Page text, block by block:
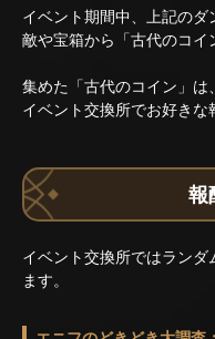
イベント期間中、上記のダ
敵や宝箱から「古代のコイ
集めた「古代のコイン」は、
イベント交換所でお好きな
報
イベント交換所ではランダ
ます。